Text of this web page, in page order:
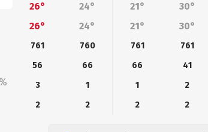
26° 24° 21° 30°
26°
24° 21° 30°
761 760 761 761
56
66 66 41
3
1 1 2
2
2 2 2